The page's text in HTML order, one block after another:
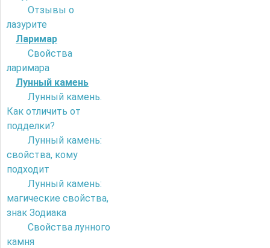
Отзывы о
лазурите
Ларимар
Свойства
ларимара
Лунный камень
Лунный камень.
Как отличить от
подделки?
Лунный камень:
свойства, кому
подходит
Лунный камень:
магические свойства,
знак Зодиака
Свойства лунного
камня